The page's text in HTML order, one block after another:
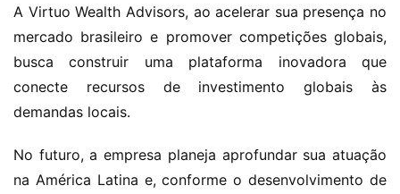
A Virtuo Wealth Advisors, ao acelerar sua presença no
mercado brasileiro e promover competições globais,
busca construir uma plataforma inovadora que
conecte recursos de investimento globais às
demandas locais.
No futuro, a empresa planeja aprofundar sua atuação
na América Latina e, conforme o desenvolvimento de